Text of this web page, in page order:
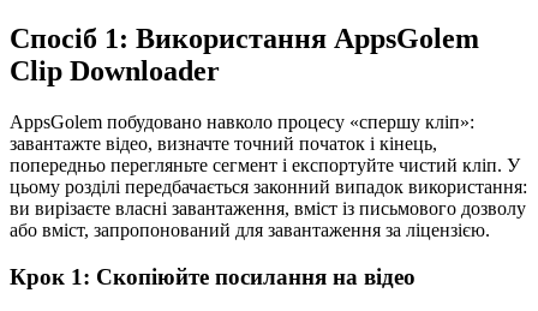
Спосіб 1: Використання AppsGolem
Clip Downloader
AppsGolem побудовано навколо процесу «спершу кліп»:
завантажте відео, визначте точний початок і кінець,
попередньо перегляньте сегмент і експортуйте чистий кліп. У
цьому розділі передбачається законний випадок використання:
ви вирізаєте власні завантаження, вміст із письмового дозволу
або вміст, запропонований для завантаження за ліцензією.
Крок 1: Скопіюйте посилання на відео